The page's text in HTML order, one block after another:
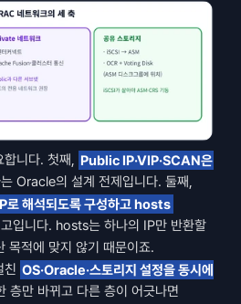
합니다. 첫째, Public IP·VIP·SCAN은
로 해석되도록 구성하고 hosts
입니다. hosts는 하나의 IP만 반환할
목적에 맞지 않기 때문이죠.
친 OS·Oracle·스토리지 설정을 동시에
층만 바뀌고 다른 층이 어긋나면